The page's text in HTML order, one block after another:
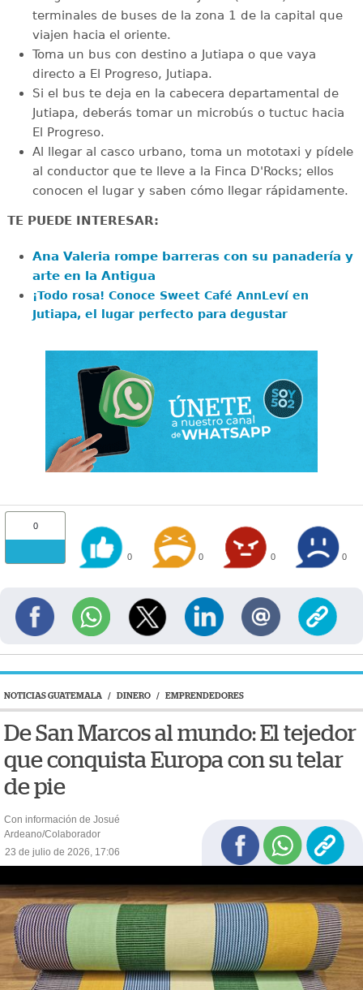
terminales de buses de la zona 1 de la capital que
viajen hacia el oriente.
Toma un bus con destino a Jutiapa o que vaya
directo a El Progreso, Jutiapa.
Si el bus te deja en la cabecera departamental de
Jutiapa, deberás tomar un microbús o tuctuc hacia
El Progreso.
Al llegar al casco urbano, toma un mototaxi y pídele
al conductor que te lleve a la Finca D'Rocks; ellos
conocen el lugar y saben cómo llegar rápidamente.
TE PUEDE INTERESAR:
Ana Valeria rompe barreras con su panadería y
arte en la Antigua
¡Todo rosa! Conoce Sweet Café AnnLeví en
Jutiapa, el lugar perfecto para degustar
0
0 0 0 0
NOTICIAS GUATEMALA / DINERO / EMPRENDEDORES
De San Marcos al mundo: El tejedor
que conquista Europa con su telar
de pie
Con información de Josué
Ardeano/Colaborador
23 de julio de 2026, 17:06